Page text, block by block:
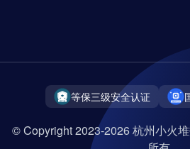
等保三级安全认证
© Copyright 2023-2026 杭州小火